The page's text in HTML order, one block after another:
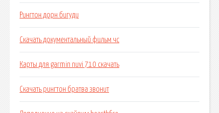
Рингтон дорн бигуди
Скачать документальный фильм чс
Карты для garmin nuvi 710 скачать
Скачать рингтон братва звонит